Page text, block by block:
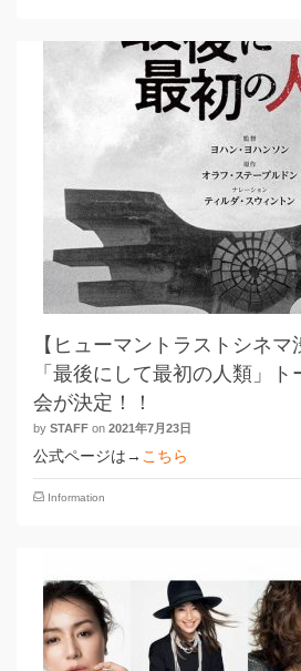
【ヒューマントラストシネ
「最後にして最初の人類」
会が決定！！
by STAFF on 2021年7月23日
公式ページは→ こちら
Information